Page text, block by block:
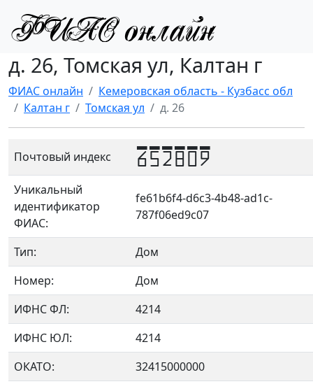
д. 26, Томская ул, Калтан г
ФИАС онлайн
Кемеровская область - Кузбасс обл
Калтан г
Томская ул д. 26
Почтовый индекс 652809
Уникальный
идентификатор
ФИАС:
fe61b6f4-d6c3-4b48-ad1c-
787f06ed9c07
Тип:
Дом
Номер:
Дом
ИФНС ФЛ:
4214
ИФНС ЮЛ:
4214
ОКАТО:
32415000000